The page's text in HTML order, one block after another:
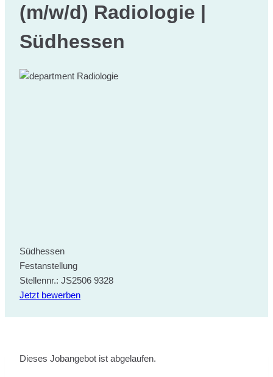
(m/w/d) Radiologie |
Südhessen
Radiologie
Südhessen
Festanstellung
Stellennr.: JS2506 9328
Jetzt bewerben
Dieses Jobangebot ist abgelaufen.